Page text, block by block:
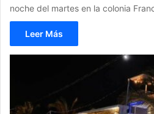
noche del martes en la colonia
Leer Más